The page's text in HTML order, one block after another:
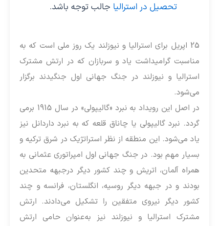
تحصیل در استرالیا جالب توجه باشد.
25 اپریل برای استرالیا و نیوزلند یک روز ملی است که به
مناسبت گرامیداشت یاد و سربازان که در ارتش مشترک
استرالیا و نیوزلند در جنگ جهانی اول جنگیدند برگزار
می‌شود.
در اصل این رویداد به نبرد «گالیپولی» در سال 1915 برمی
گردد. نبرد گالیپولی یا چاناق قلعه که به نبرد داردانل نیز
یاد می‌شود. این منطقه‌ از نظر استراتژیک در شرق ترکیه و
بسیار مهم بود. در جنگ جهانی اول امپراتوری عثمانی به
همراه آلمان، اتریش و چند کشور دیگر درجبهه متحدین
بودند و در جبهه دیگر روسیه، انگلستان، فرانسه و چند
کشور دیگر نیروی متفقین را تشکیل می‌دادند. ارتش
مشترک استرالیا و نیوزلند نیز به‌عنوان حامی ارتش